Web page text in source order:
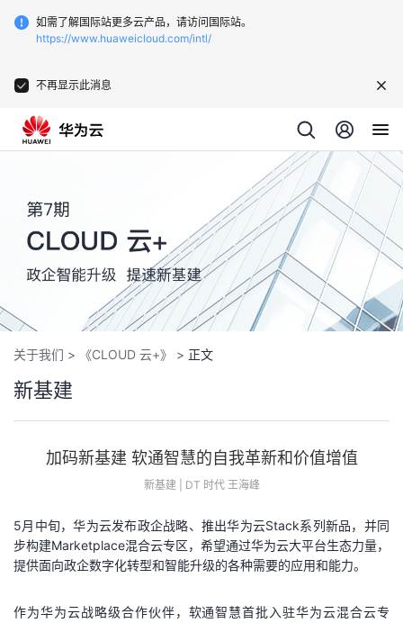
如需了解国际站更多云产品，请访问国际站。
https://www.huaweicloud.com/intl/
不再显示此消息
关于我们 > 《CLOUD 云+》 > 正文
新基建
加码新基建 软通智慧的自我革新和价值增值
新基建 | DT 时代 王海峰
5月中旬，华为云发布政企战略、推出华为云Stack系列新品，并同
步构建Marketplace混合云专区，希望通过华为云大平台生态力量，
提供面向政企数字化转型和智能升级的各种需要的应用和能力。
作为华为云战略级合作伙伴，软通智慧首批入驻华为云混合云专